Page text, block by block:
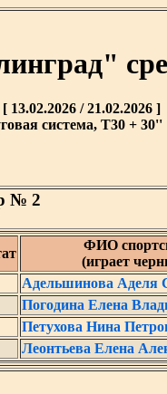
/ 21.02.2026 ]
система, T30 + 30''
№ 2
ФИО
(играет
Адельшинова Аделя
Погодина Елена
Петухова Нина
Леонтьева Елена